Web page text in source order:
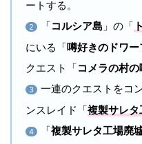
ートする。
2 「コルシア島 」の「
にいる「噂好きのドワー
クエスト「コメラの村の
3
一連のクエストをコ
ンスレイド「複製サレ
4 「複製サレタ工場廃